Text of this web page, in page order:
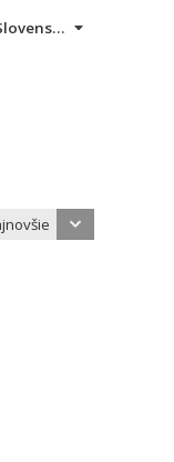
Slovensky